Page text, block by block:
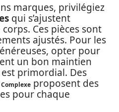
marques, privilégiez
qui s’ajustent
Ces pièces sont
ajustés. Pour les
opter pour
un bon maintien
primordial. Des
Complexe proposent des
pour chaque